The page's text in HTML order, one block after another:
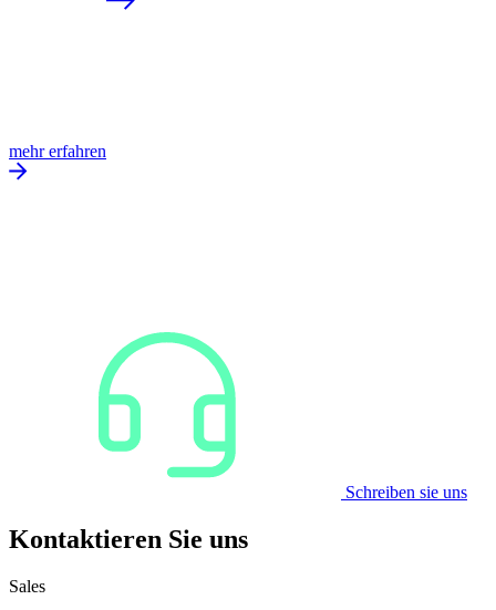
mehr erfahren
Schreiben sie uns
Kontaktieren Sie uns
Sales